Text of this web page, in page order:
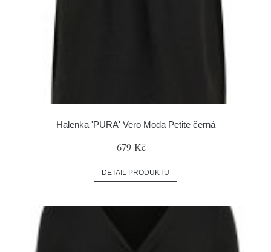
Halenka 'PURA' Vero Moda Petite černá
679 Kč
DETAIL PRODUKTU